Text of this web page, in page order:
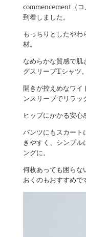
commencement（
到着しました。
もっちりとしたやわ
材。
なめらかな質感で肌
グスリーブTシャツ。
開きが控えめなワイ
ンスリーブでリラッ
ヒップにかかる安心
パンツにもスカート
きやすく、シンプル
ングに。
何枚あっても困らな
おくのもおすすめで